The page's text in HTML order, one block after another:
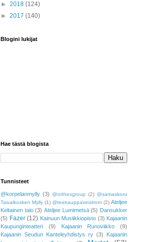
► 2018 (124)
► 2017 (140)
Blogini lukijat
Hae tästä blogista
Tunnisteet
@korpelanmylly (3) @orthexgroup (2) @samaskoru
Taivalkosken Mylly (1) @teekauppaveistrom (2) Ateljee
Keltainen talo (3) Ateljee Lumimetsä (5) Dansukker
(5) Fazer (12) Kainuun Musiikkiopisto (3) Kajaanin
Kaupunginteatteri
(9) Kajaanin Runoviikko
(9)
Kajaanin Seudun Kanteleyhdistys ry (3)
Kajaanin